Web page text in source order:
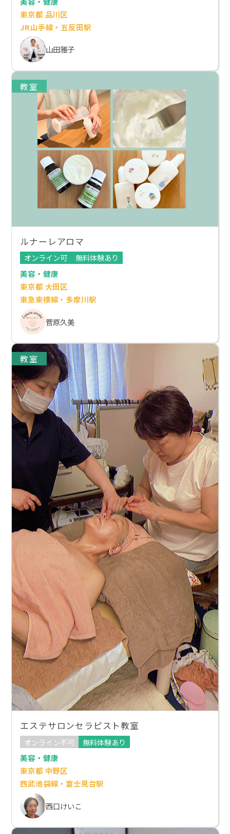
東京都 品川区
JR山手線・五反田駅
山田雅子
教室
ルナーレアロマ
オンライン可
無料体験あり
美容・健康
東京都 大田区
東急東横線・多摩川駅
菅原久美
教室
エステサロンセラピスト教室
オンライン不可
無料体験あり
美容・健康
東京都 中野区
西武池袋線・富士見台駅
西口けいこ